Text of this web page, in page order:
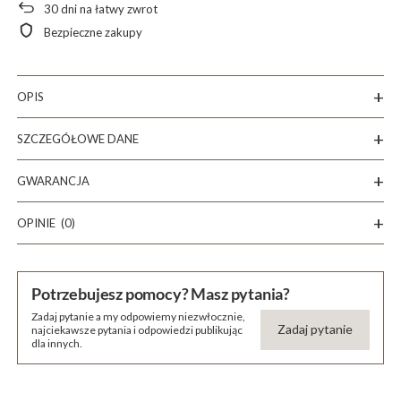
30dni na łatwy zwrot
Bezpieczne zakupy
OPIS
SZCZEGÓŁOWE DANE
GWARANCJA
OPINIE (0)
Potrzebujesz pomocy? Masz pytania?
Zadaj pytanie a my odpowiemy niezwłocznie,
najciekawsze pytania i odpowiedzi publikując
dla innych.
Zadaj pytanie